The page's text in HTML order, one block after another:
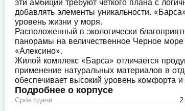
эти амбиции требуют четкого плана с
добавлять элементы уникальности.
уровень жизни у моря.
Расположенный в экологически
панорамы на величественное Черное
«Алексино».
Жилой комплекс «Барса» отличается
применение натуральных материалов в
обеспечивает высокий уровень комфорта
Подробнее о корпусе
Срок сдачи 2